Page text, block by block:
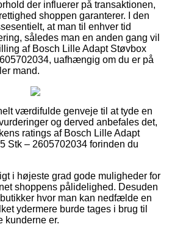
der influerer på transaktionen,
shoppen garanterer. I den
at man til enhver tid
således man en anden gang vil
af Bosch Lille Adapt Støvbox
uafhængig om du er på
mand.
værdifulde genveje til at tyde en
og derved anbefales det,
ratings af Bosch Lille Adapt
Stk – 2605702034 forinden du
i højeste grad gode muligheder for
shoppens pålidelighed. Desuden
hvor man kan nedfælde en
ydermere burde tages i brug til
kunderne er.